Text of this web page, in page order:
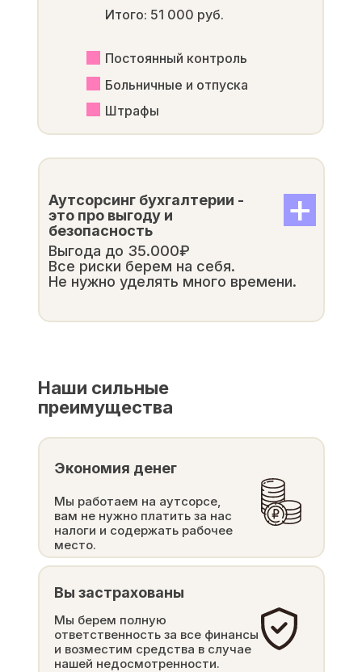
Аутсорсинг бухгалтерии -
это про выгоду и
безопасность
Выгода до 35.000₽
Все риски берем на себя.
Не нужно уделять много времени.
Итого: 51 000 руб.
Постоянный контроль
Штрафы
Больничные и отпуска
+
Наши сильные
преимущества
Экономия денег
Мы работаем на аутсорсе,
вам не нужно платить за нас
налоги и содержать рабочее
место.
Мы берем полную
ответственность за все финансы
и возместим средства в случае
нашей недосмотренности.
Вы застрахованы